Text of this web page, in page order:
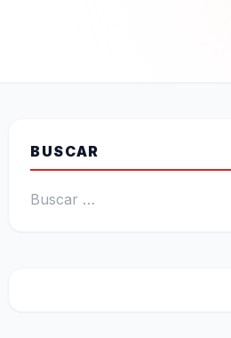
BUSCAR
Buscar: